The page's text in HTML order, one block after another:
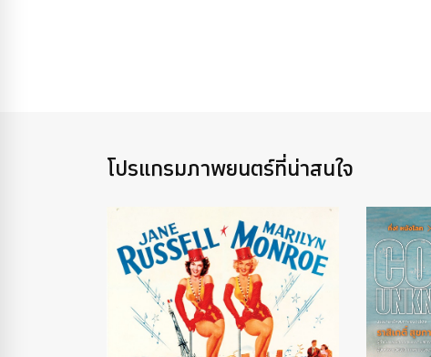
โปรแกรมภาพยนตร์ที่น่าสนใจ